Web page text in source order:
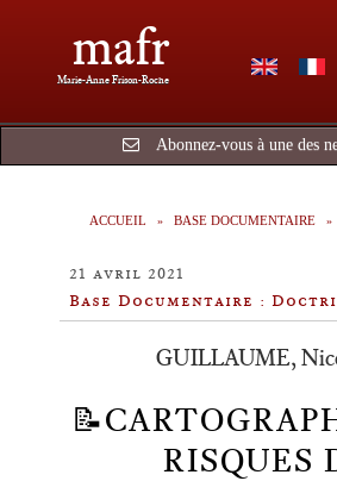
mafr
Marie-Anne Frison-Roche
Abonnez-vous à une des
ACCUEIL BASE DOCUMENTAIRE
21 avril 2021
Base Documentaire :
GUILLAUME,
RISQUES